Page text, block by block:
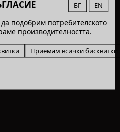
БГ EN
подобрим потребителското
производителността.
Приемам всички бисквитки